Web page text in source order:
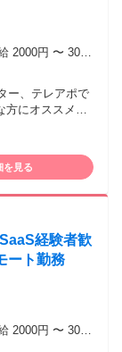
オンラインツー
方も応援しま
2000円 〜 3000
ー、テレアポで
方 ✅ BtoC商材
ウンド架電経験
を見る
経験者歓
ート勤務
2000円 〜 3000